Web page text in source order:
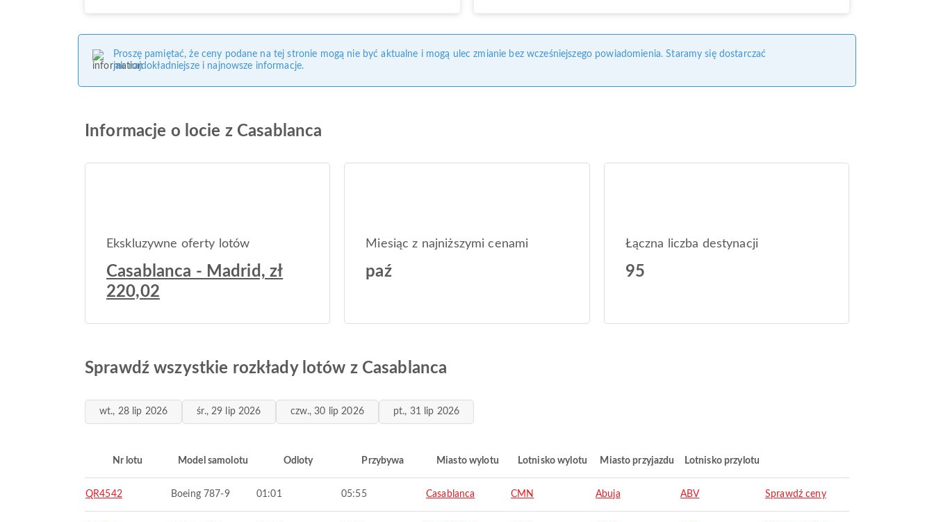
Proszę pamiętać, że ceny podane na tej stronie mogą nie być aktualne i mogą ulec zmianie bez wcześniejszego powiadomienia. Staramy się dostarczać
jak najdokładniejsze i najnowsze informacje.
Informacje o locie z Casablanca
Ekskluzywne oferty lotów
Casablanca - Madrid, zł
220,02
Miesiąc z najniższymi cenami
paź
Łączna liczba destynacji
95
Sprawdź wszystkie rozkłady lotów z Casablanca
wt., 28 lip 2026 śr., 29 lip 2026 czw., 30 lip 2026 pt., 31 lip 2026
Nr lotu Model samolotu Odloty Przybywa Miasto wylotu Lotnisko wylotu Miasto przyjazdu Lotnisko przylotu
QR4542 Boeing 787-9 01:01 05:55 Casablanca CMN Abuja ABV Sprawdź ceny